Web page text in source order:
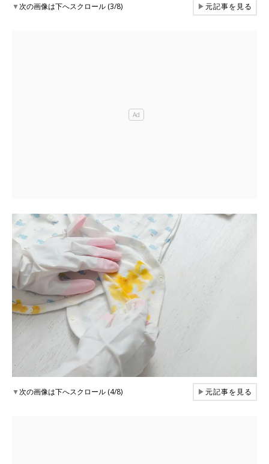
▼次の画像は下へスクロール (3/8) ▶元記事を見る
▼次の画像は下へスクロール (4/8) ▶元記事を見る